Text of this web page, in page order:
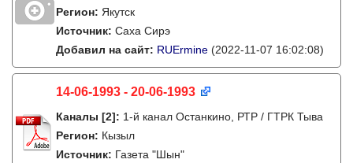
Регион: Якутск
Источник: Саха Сирэ
Добавил на сайт: RUErmine (2022-11-07 16:02:08)
14-06-1993 - 20-06-1993
Каналы [2]: 1-й канал Останкино, РТР / ГТРК Тыва
Регион: Кызыл
Источник: Газета "Шын"